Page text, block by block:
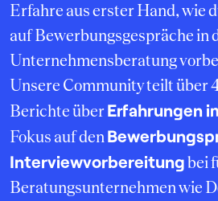
Erfahre aus erster Hand, wie
auf Bewerbungsgespräche in
Unternehmensberatung
Unsere Community teilt über
Berichte überErfahrungen
Fokus auf den
Interviewvorbereitungbei
Beratungsunternehmen wie